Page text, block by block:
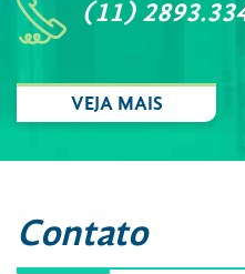
(11)
VEJA MAIS
Contato